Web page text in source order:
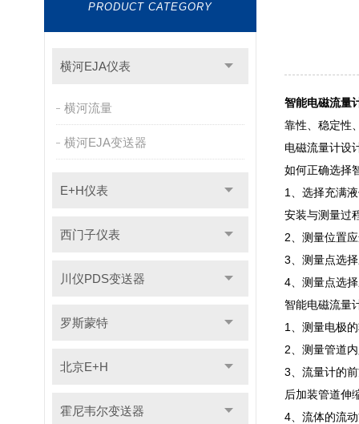
PRODUCT CATEGORY
横河EJA仪表
横河流量
横河EJA变送器
E+H仪表
西门子仪表
川仪PDS变送器
罗斯蒙特
北京E+H
霍尼韦尔变送器
智能电磁流量
靠性、稳定性
电磁流量计设
如何正确选择
1、选择充满
安装与测量过
2、测量位置
3、测量点选
4、测量点选
智能电磁流量
1、测量电极
2、测量管道
3、流量计的
后加装管道伸
4、流体的流